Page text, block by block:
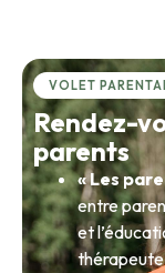
VOLET
Rendez-
parents
« Les
entre
et